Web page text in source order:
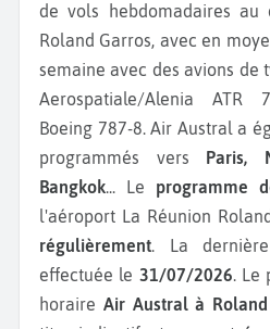
de vols hebdomadaires au
Roland Garros, avec en
semaine avec des avions de
Aerospatiale/Alenia ATR
Boeing 787-8.Air Austral a
programmés vers Paris,
Bangkok... Le programme
l'aéroport La Réunion
régulièrement. La
effectuée le 31/07/2026. Le
horaire Air Austral à